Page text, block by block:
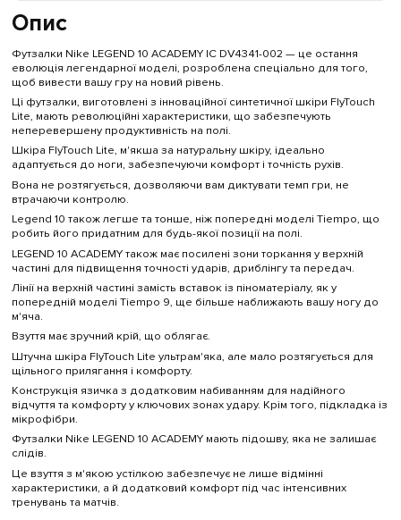
Опис
Футзалки Nike LEGEND 10 ACADEMY IC DV4341-002 — це остання
еволюція легендарної моделі, розроблена спеціально для того,
щоб вивести вашу гру на новий рівень.
Ці футзалки, виготовлені з інноваційної синтетичної шкіри FlyTouch
Lite, мають революційні характеристики, що забезпечують
неперевершену продуктивність на полі.
Шкіра FlyTouch Lite, м'якша за натуральну шкіру, ідеально
адаптується до ноги, забезпечуючи комфорт і точність рухів.
Вона не розтягується, дозволяючи вам диктувати темп гри, не
втрачаючи контролю.
Legend 10 також легше та тонше, ніж попередні моделі Tiempo, що
робить його придатним для будь-якої позиції на полі.
LEGEND 10 ACADEMY також має посилені зони торкання у верхній
частині для підвищення точності ударів, дриблінгу та передач.
Лінії на верхній частині замість вставок із піноматеріалу, як у
попередній моделі Tiempo 9, ще більше наближають вашу ногу до
м'яча.
Взуття має зручний крій, що облягає.
Штучна шкіра FlyTouch Lite ультрам'яка, але мало розтягується для
щільного прилягання і комфорту.
Конструкція язичка з додатковим набиванням для надійного
відчуття та комфорту у ключових зонах удару. Крім того, підкладка із
мікрофібри.
Футзалки Nike LEGEND 10 ACADEMY мають підошву, яка не залишає
слідів.
Це взуття з м'якою устілкою забезпечує не лише відмінні
характеристики, а й додатковий комфорт під час інтенсивних
тренувань та матчів.